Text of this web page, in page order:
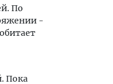
По
-
Пока